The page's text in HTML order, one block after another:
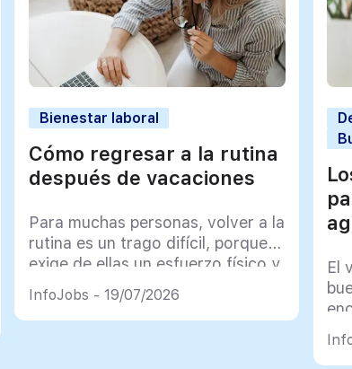
Bienestar laboral
Cómo regresar a la rutina
después de vacaciones
Para muchas personas, volver a la
rutina es un trago difícil, porque
exige de ellas un esfuerzo físico y
InfoJobs - 19/07/2026
El